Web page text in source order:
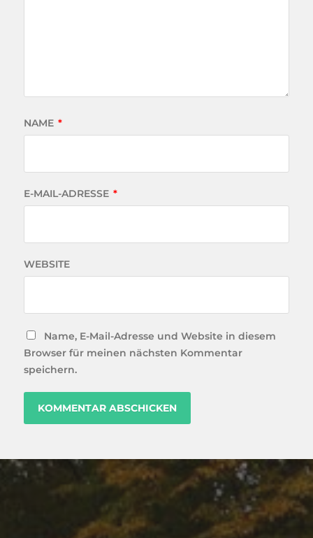
NAME *
E-MAIL-ADRESSE *
WEBSITE
Name, E-Mail-Adresse und Website in diesem
Browser für meinen nächsten Kommentar
speichern.